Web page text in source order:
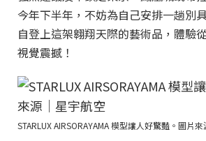
今年下半年，不妨為自己安排一趟別
自登上這架翱翔天際的藝術品，體驗
視覺震撼！
STARLUX AIRSORAYAMA 模型讓人好驚豔。圖片